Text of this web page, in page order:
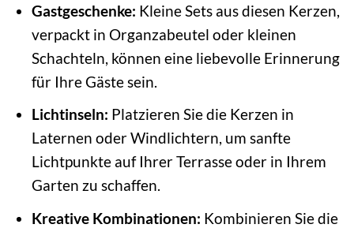
Gastgeschenke: Kleine Sets aus diesen Kerzen,
verpackt in Organzabeutel oder kleinen
Schachteln, können eine liebevolle Erinnerung
für Ihre Gäste sein.
Lichtinseln: Platzieren Sie die Kerzen in
Laternen oder Windlichtern, um sanfte
Lichtpunkte auf Ihrer Terrasse oder in Ihrem
Garten zu schaffen.
Kreative Kombinationen: Kombinieren Sie die